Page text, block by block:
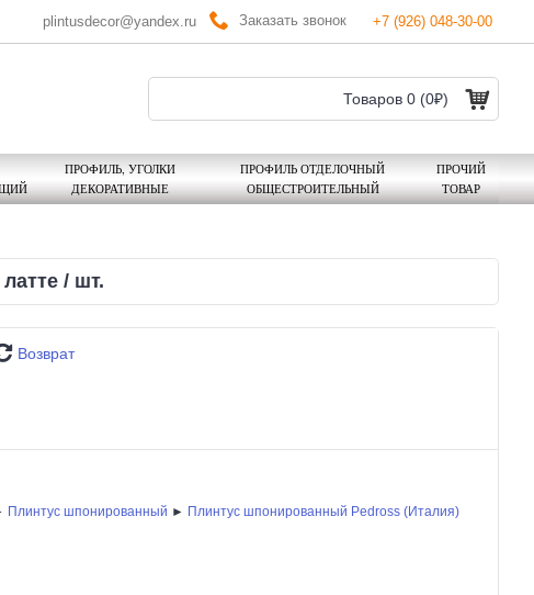
plintusdecor@yandex.ru Заказать звонок +7 (926) 048-30-00
Товаров 0 (0₽)
ПРОФИЛЬ, УГОЛКИ
ДЕКОРАТИВНЫЕ
ПРОФИЛЬ ОТДЕЛОЧНЫЙ
ОБЩЕСТРОИТЕЛЬНЫЙ
ПРОЧИЙ
ТОВАР
/ шт.
Возврат
Плинтус шпонированный ► Плинтус шпонированный Pedross (Италия)